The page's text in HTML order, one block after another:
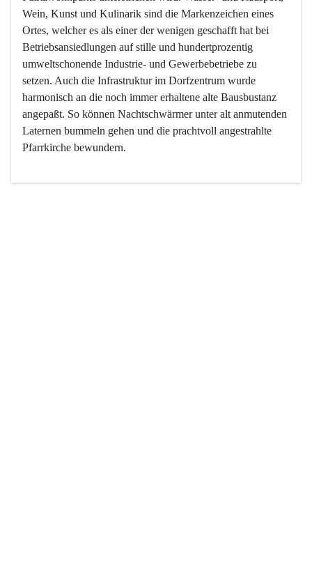
Wein, Kunst und Kulinarik sind die Markenzeichen eines
Ortes, welcher es als einer der wenigen geschafft hat bei
Betriebsansiedlungen auf stille und hundertprozentig
umweltschonende Industrie- und Gewerbebetriebe zu
setzen. Auch die Infrastruktur im Dorfzentrum wurde
harmonisch an die noch immer erhaltene alte Bausbustanz
angepaßt. So können Nachtschwärmer unter alt anmutenden
Laternen bummeln gehen und die prachtvoll angestrahlte
Pfarrkirche bewundern.
Der Weinbau dominert heute nicht mehr, ist aber integrativer